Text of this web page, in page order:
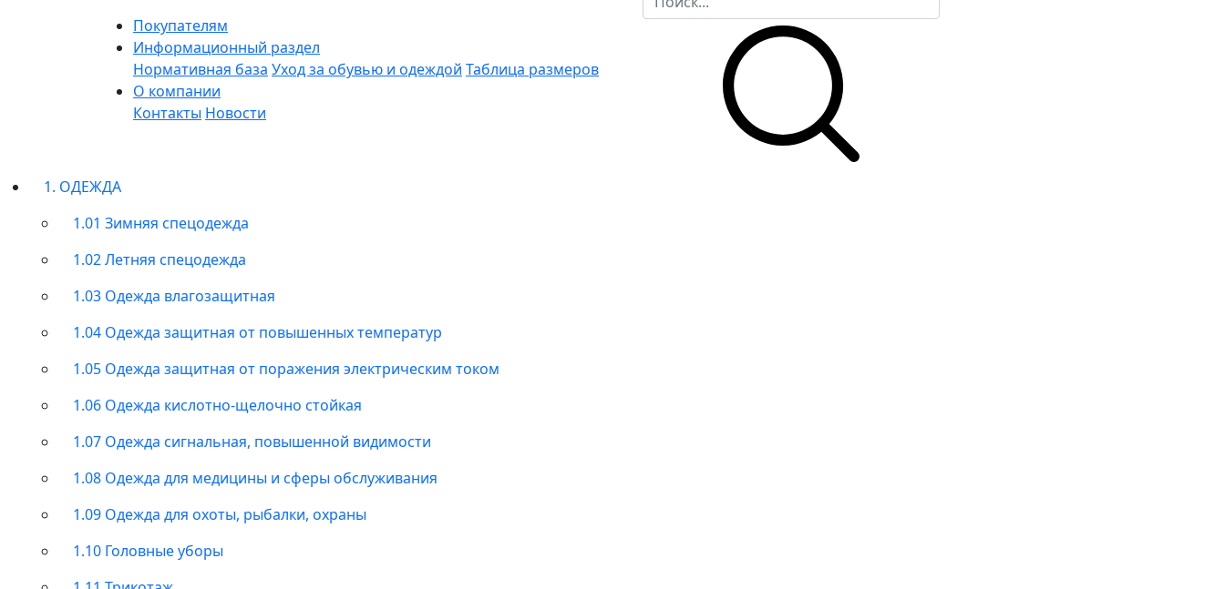
Покупателям
Информационный раздел
Нормативная база Уход за обувью и одеждой Таблица размеров
О компании
Контакты Новости
1. ОДЕЖДА
1.01 Зимняя спецодежда
1.02 Летняя спецодежда
1.03 Одежда влагозащитная
1.04 Одежда защитная от повышенных температур
1.05 Одежда защитная от поражения электрическим током
1.06 Одежда кислотно-щелочно стойкая
1.07 Одежда сигнальная, повышенной видимости
1.08 Одежда для медицины и сферы обслуживания
1.09 Одежда для охоты, рыбалки, охраны
1.10 Головные уборы